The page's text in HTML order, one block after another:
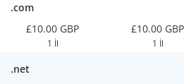
.com
£10.00 GBP
1 İl
£10.00 GBP
1 İl
.net